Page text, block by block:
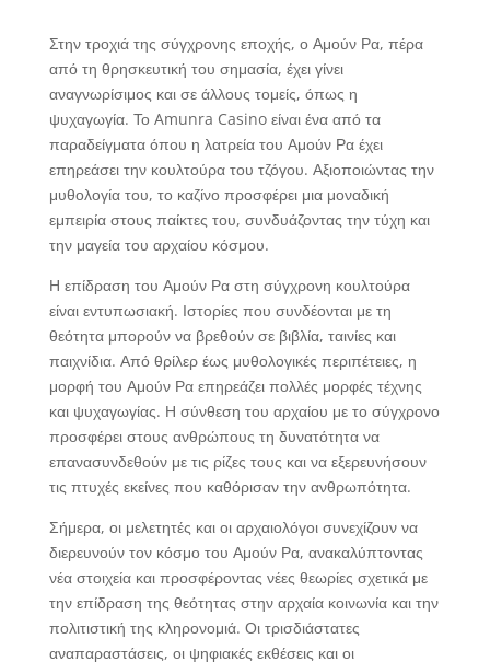
Στην τροχιά της σύγχρονης εποχής, ο Αμούν Ρα, πέρα
από τη θρησκευτική του σημασία, έχει γίνει
αναγνωρίσιμος και σε άλλους τομείς, όπως η
ψυχαγωγία. Το Amunra Casino είναι ένα από τα
παραδείγματα όπου η λατρεία του Αμούν Ρα έχει
επηρεάσει την κουλτούρα του τζόγου. Αξιοποιώντας την
μυθολογία του, το καζίνο προσφέρει μια μοναδική
εμπειρία στους παίκτες του, συνδυάζοντας την τύχη και
την μαγεία του αρχαίου κόσμου.
Η επίδραση του Αμούν Ρα στη σύγχρονη κουλτούρα
είναι εντυπωσιακή. Ιστορίες που συνδέονται με τη
θεότητα μπορούν να βρεθούν σε βιβλία, ταινίες και
παιχνίδια. Από θρίλερ έως μυθολογικές περιπέτειες, η
μορφή του Αμούν Ρα επηρεάζει πολλές μορφές τέχνης
και ψυχαγωγίας. Η σύνθεση του αρχαίου με το σύγχρονο
προσφέρει στους ανθρώπους τη δυνατότητα να
επανασυνδεθούν με τις ρίζες τους και να εξερευνήσουν
τις πτυχές εκείνες που καθόρισαν την ανθρωπότητα.
Σήμερα, οι μελετητές και οι αρχαιολόγοι συνεχίζουν να
διερευνούν τον κόσμο του Αμούν Ρα, ανακαλύπτοντας
νέα στοιχεία και προσφέροντας νέες θεωρίες σχετικά με
την επίδραση της θεότητας στην αρχαία κοινωνία και την
πολιτιστική της κληρονομιά. Οι τρισδιάστατες
αναπαραστάσεις, οι ψηφιακές εκθέσεις και οι